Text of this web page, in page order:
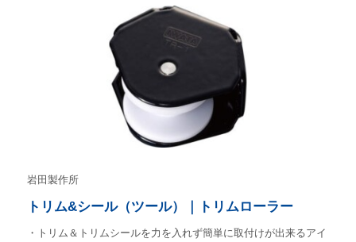
岩田製作所
トリム&シール（ツール）｜トリムローラー
・トリム＆トリムシールを力を入れず簡単に取付けが出来るアイ